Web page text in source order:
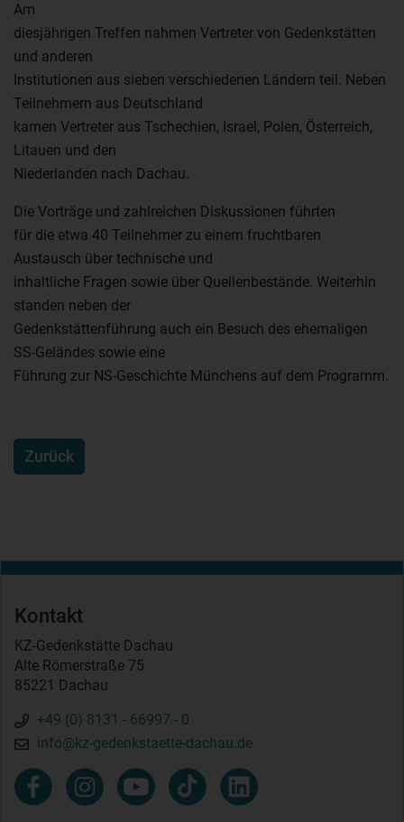
Am
diesjährigen Treffen nahmen Vertreter von Gedenkstätten
und anderen
Institutionen aus sieben verschiedenen Ländern teil. Neben
Teilnehmern aus Deutschland
kamen Vertreter aus Tschechien, Israel, Polen, Österreich,
Litauen und den
Niederlanden nach Dachau.
Die Vorträge und zahlreichen Diskussionen führten
für die etwa 40 Teilnehmer zu einem fruchtbaren
Austausch über technische und
inhaltliche Fragen sowie über Quellenbestände. Weiterhin
standen neben der
Gedenkstättenführung auch ein Besuch des ehemaligen
SS-Geländes sowie eine
Führung zur NS-Geschichte Münchens auf dem Programm.
Zurück
Kontakt
KZ-Gedenkstätte Dachau
Alte Römerstraße 75
85221 Dachau
+49 (0) 8131 - 66997 - 0
info@kz-gedenkstaette-dachau.de